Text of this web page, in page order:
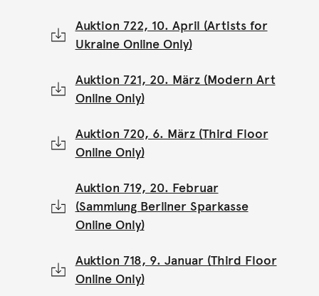
Auktion 722, 10. April (Artists for
Ukraine Online Only)
Auktion 721, 20. März (Modern Art
Online Only)
Auktion 720, 6. März (Third Floor
Online Only)
Auktion 719, 20. Februar
(Sammlung Berliner Sparkasse
Online Only)
Auktion 718, 9. Januar (Third Floor
Online Only)